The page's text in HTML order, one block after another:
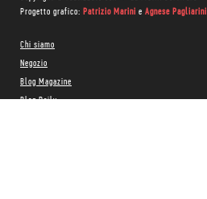
Progetto grafico: Patrizio Marini e Agnese Pagliarini
Chi siamo
Negozio
Blog Magazine
Blog Daily